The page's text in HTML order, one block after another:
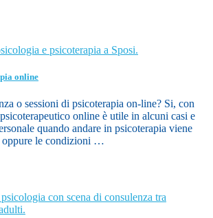
online
o sessioni di psicoterapia on-line? Si, con
online è utile in alcuni casi e
quando andare in psicoterapia viene
oppure le condizioni …